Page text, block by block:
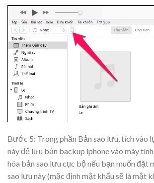
Bước 5: Trong phần Bản sao lưu, tích vào
này để lưu bản backup iphone vào máy
hóa bản sao lưu cục bộ nếu bạn muốn đặt
sao lưu này (mặc định mật khẩu sẽ là mật